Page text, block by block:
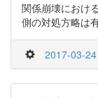
関係崩壊におけ
側の対処方略は
2017-03-